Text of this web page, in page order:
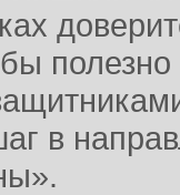
полезно
в